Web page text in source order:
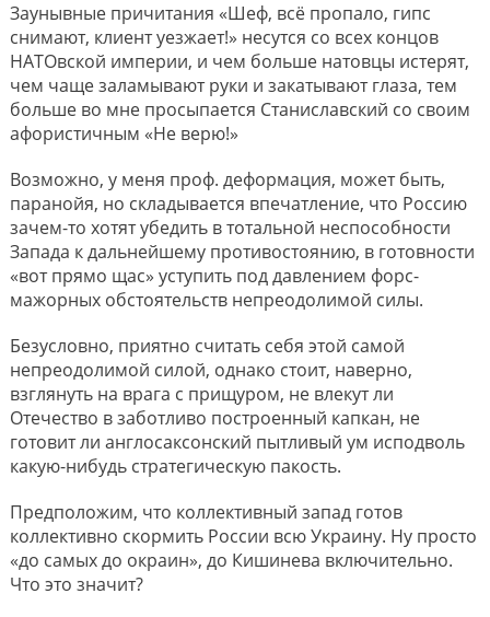
Заунывные причитания «Шеф, всё пропало, гипс
снимают, клиент уезжает!» несутся со всех концов
НАТОвской империи, и чем больше натовцы истерят,
чем чаще заламывают руки и закатывают глаза, тем
больше во мне просыпается Станиславский со своим
афористичным «Не верю!»
Возможно, у меня проф. деформация, может быть,
паранойя, но складывается впечатление, что Россию
зачем-то хотят убедить в тотальной неспособности
Запада к дальнейшему противостоянию, в готовности
«вот прямо щас» уступить под давлением форс-
мажорных обстоятельств непреодолимой силы.
Безусловно, приятно считать себя этой самой
непреодолимой силой, однако стоит, наверно,
взглянуть на врага с прищуром, не влекут ли
Отечество в заботливо построенный капкан, не
готовит ли англосаксонский пытливый ум исподволь
какую-нибудь стратегическую пакость.
Предположим, что коллективный запад готов
коллективно скормить России всю Украину. Ну просто
«до самых до окраин», до Кишинева включительно.
Что это значит?